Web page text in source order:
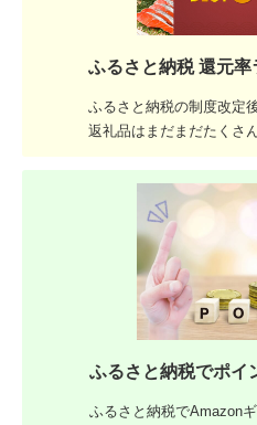
ふるさと納税 還元
ふるさと納税の制度改定
返礼品はまだまだたくさ
ふるさと納税でポイ
ふるさと納税でAmazon